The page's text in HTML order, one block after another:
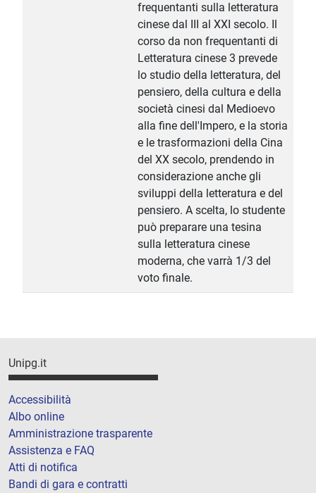
frequentanti sulla letteratura
cinese dal III al XXI secolo. Il
corso da non frequentanti di
Letteratura cinese 3 prevede
lo studio della letteratura, del
pensiero, della cultura e della
società cinesi dal Medioevo
alla fine dell'Impero, e la storia
e le trasformazioni della Cina
del XX secolo, prendendo in
considerazione anche gli
sviluppi della letteratura e del
pensiero. A scelta, lo studente
può preparare una tesina
sulla letteratura cinese
moderna, che varrà 1/3 del
voto finale.
Unipg.it
Accessibilità
Albo online
Amministrazione trasparente
Assistenza e FAQ
Atti di notifica
Bandi di gara e contratti